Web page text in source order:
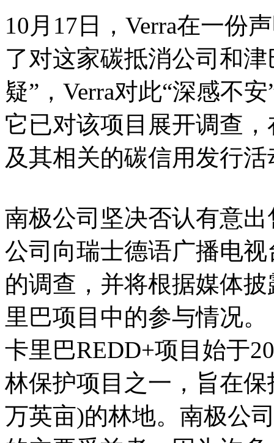
10月17日，Verra在一份
了对这家碳抵消公司和
疑”，Verra对此“深感不
它已对该项目展开调查
及其相关的碳信用发行活
南极公司坚决否认有意
公司向瑞士德语广播电视
的调查，并将根据媒体
里巴项目中的参与情况。
卡里巴REDD+项目始于
林保护项目之一，旨在
万英亩)的林地。南极公